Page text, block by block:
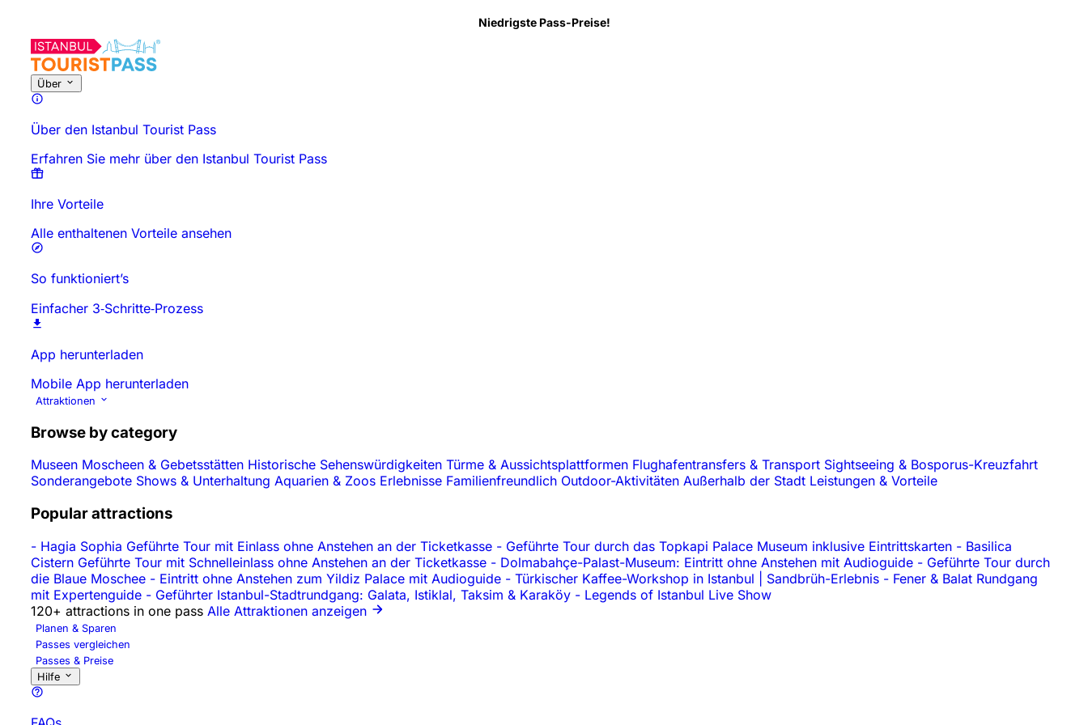
Niedrigste Pass-Preise!
Über
Über den Istanbul Tourist Pass
Erfahren Sie mehr über den Istanbul Tourist Pass
Ihre Vorteile
Alle enthaltenen Vorteile ansehen
So funktioniert’s
Einfacher 3‑Schritte‑Prozess
App herunterladen
Mobile App herunterladen
Attraktionen
Browse by category
Museen Moscheen & Gebetsstätten Historische Sehenswürdigkeiten Türme & Aussichtsplattformen Flughafentransfers & Transport Sightseeing & Bosporus-Kreuzfahrt
Sonderangebote Shows & Unterhaltung Aquarien & Zoos Erlebnisse Familienfreundlich Outdoor-Aktivitäten Außerhalb der Stadt Leistungen & Vorteile
Popular attractions
- Hagia Sophia Geführte Tour mit Einlass ohne Anstehen an der Ticketkasse - Geführte Tour durch das Topkapi Palace Museum inklusive Eintrittskarten - Basilica
Cistern Geführte Tour mit Schnelleinlass ohne Anstehen an der Ticketkasse - Dolmabahçe-Palast-Museum: Eintritt ohne Anstehen mit Audioguide - Geführte Tour durch
die Blaue Moschee - Eintritt ohne Anstehen zum Yildiz Palace mit Audioguide - Türkischer Kaffee-Workshop in Istanbul | Sandbrüh-Erlebnis - Fener & Balat Rundgang
mit Expertenguide - Geführter Istanbul-Stadtrundgang: Galata, Istiklal, Taksim & Karaköy - Legends of Istanbul Live Show
120+ attractions in one pass Alle Attraktionen anzeigen
Planen & Sparen
Passes vergleichen
Passes & Preise
Hilfe